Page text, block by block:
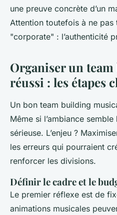
une preuve concrète d’un
Attention toutefois à ne
"corporate" : l’authenticité
Organiser un
réussi : les étapes
Un bon team building
Même si l’ambiance
sérieuse. L’enjeu ?
les erreurs qui pourraient
renforcer les divisions.
Définir le cadre et le
Le premier réflexe est de
animations musicales